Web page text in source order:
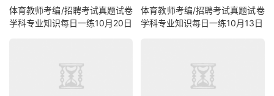
体育教师考编/招聘考试真题试卷
学科专业知识每日一练10月20日
体育教师考编/招聘考试真题试卷
学科专业知识每日一练10月13日